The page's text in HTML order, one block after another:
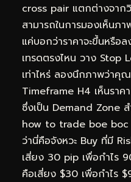
cross pair แตกต่างจาก
สามารถในการมองเห็นภ
แค่บอกว่าราคาจะขึ้นหรือ
เทรดตรงไหน วาง Stop
เท่าไหร่ ลองนึกภาพว่าคุ
Timeframe H4 เห็นราค
ซึ่งเป็น Demand Zone
how to trade boe
ว่านี่คือจังหวะ Buy ที่มี
เสี่ยง 30 pip เพื่อกำไร
คือเสี่ยง $30 เพื่อกำไร